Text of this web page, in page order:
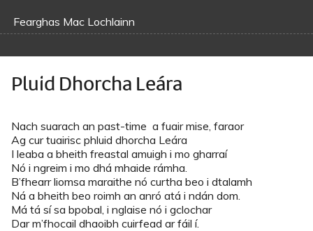
Fearghas Mac Lochlainn
Pluid Dhorcha Leára
Nach suarach an past-time a fuair mise, faraor
Ag cur tuairisc phluid dhorcha Leára
I leaba a bheith freastal amuigh i mo gharraí
Nó i ngreim i mo dhá mhaide rámha.
B’fhearr liomsa maraithe nó curtha beo i dtalamh
Ná a bheith beo roimh an anró atá i ndán dom.
Má tá sí sa bpobal, i nglaise nó i gclochar
Dar m’fhocail dhaoibh cuirfead ar fáil í.